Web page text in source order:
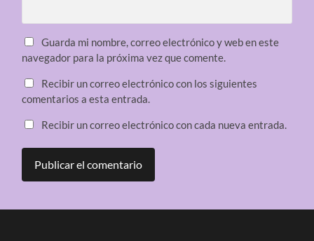
Guarda mi nombre, correo electrónico y web en este
navegador para la próxima vez que comente.
Recibir un correo electrónico con los siguientes
comentarios a esta entrada.
Recibir un correo electrónico con cada nueva entrada.